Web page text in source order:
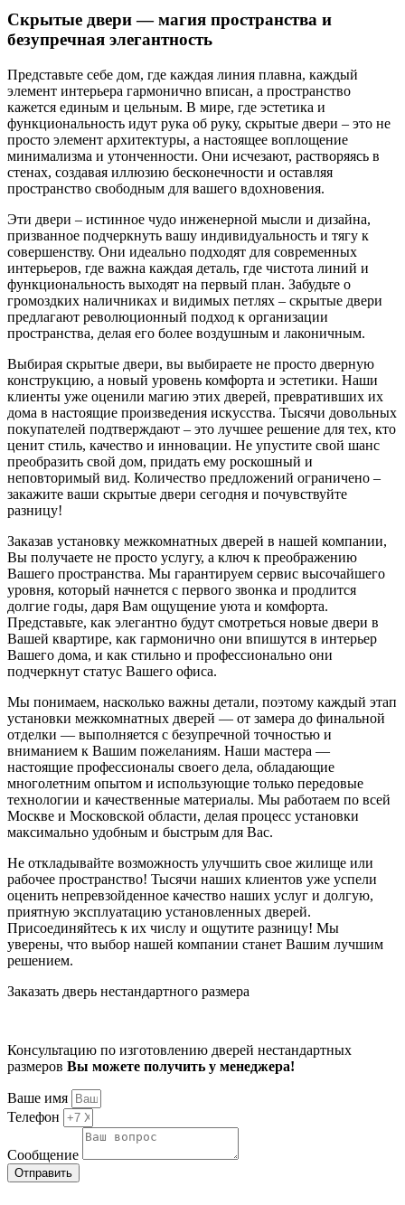
Скрытые двери — магия пространства и
безупречная элегантность
Представьте себе дом, где каждая линия плавна, каждый
элемент интерьера гармонично вписан, а пространство
кажется единым и цельным. В мире, где эстетика и
функциональность идут рука об руку, скрытые двери – это не
просто элемент архитектуры, а настоящее воплощение
минимализма и утонченности. Они исчезают, растворяясь в
стенах, создавая иллюзию бесконечности и оставляя
пространство свободным для вашего вдохновения.
Эти двери – истинное чудо инженерной мысли и дизайна,
призванное подчеркнуть вашу индивидуальность и тягу к
совершенству. Они идеально подходят для современных
интерьеров, где важна каждая деталь, где чистота линий и
функциональность выходят на первый план. Забудьте о
громоздких наличниках и видимых петлях – скрытые двери
предлагают революционный подход к организации
пространства, делая его более воздушным и лаконичным.
Выбирая скрытые двери, вы выбираете не просто дверную
конструкцию, а новый уровень комфорта и эстетики. Наши
клиенты уже оценили магию этих дверей, превративших их
дома в настоящие произведения искусства. Тысячи довольных
покупателей подтверждают – это лучшее решение для тех, кто
ценит стиль, качество и инновации. Не упустите свой шанс
преобразить свой дом, придать ему роскошный и
неповторимый вид. Количество предложений ограничено –
закажите ваши скрытые двери сегодня и почувствуйте
разницу!
Заказав установку межкомнатных дверей в нашей компании,
Вы получаете не просто услугу, а ключ к преображению
Вашего пространства. Мы гарантируем сервис высочайшего
уровня, который начнется с первого звонка и продлится
долгие годы, даря Вам ощущение уюта и комфорта.
Представьте, как элегантно будут смотреться новые двери в
Вашей квартире, как гармонично они впишутся в интерьер
Вашего дома, и как стильно и профессионально они
подчеркнут статус Вашего офиса.
Мы понимаем, насколько важны детали, поэтому каждый этап
установки межкомнатных дверей — от замера до финальной
отделки — выполняется с безупречной точностью и
вниманием к Вашим пожеланиям. Наши мастера —
настоящие профессионалы своего дела, обладающие
многолетним опытом и использующие только передовые
технологии и качественные материалы. Мы работаем по всей
Москве и Московской области, делая процесс установки
максимально удобным и быстрым для Вас.
Не откладывайте возможность улучшить свое жилище или
рабочее пространство! Тысячи наших клиентов уже успели
оценить непревзойденное качество наших услуг и долгую,
приятную эксплуатацию установленных дверей.
Присоединяйтесь к их числу и ощутите разницу! Мы
уверены, что выбор нашей компании станет Вашим лучшим
решением.
Заказать дверь нестандартного размера
Консультацию по изготовлению дверей нестандартных
размеров Вы можете получить у менеджера!
Ваше имя
Телефон
Сообщение
Отправить